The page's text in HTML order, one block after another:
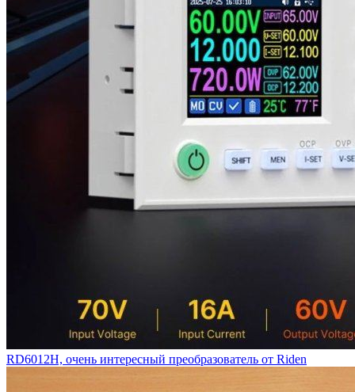
RD6012H, очень интересный преобразователь от Riden